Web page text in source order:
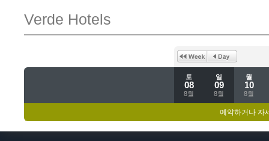
Verde Hotels
토
08
8월
일
09
8월
월
10
8월
예약하거나 자